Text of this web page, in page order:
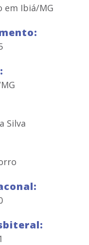
em Ibiá/MG
Silva